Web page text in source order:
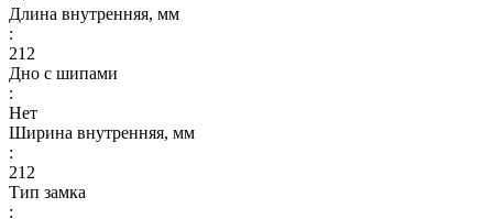
Длина внутренняя, мм
:
212
Дно с шипами
:
Нет
Ширина внутренняя, мм
:
212
Тип замка
: